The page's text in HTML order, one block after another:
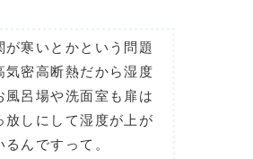
が寒いとかという問題
気密高断熱だから湿度
風呂場や洗面室も扉は
放しにして湿度が上が
んですって。